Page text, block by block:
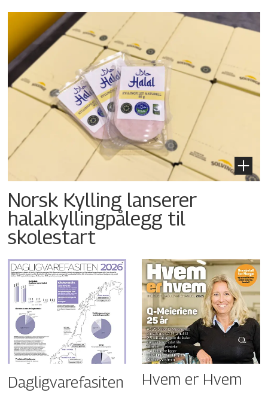
Norsk Kylling lanserer
halalkyllingpålegg til
skolestart
Dagligvarefasiten Hvem er Hvem